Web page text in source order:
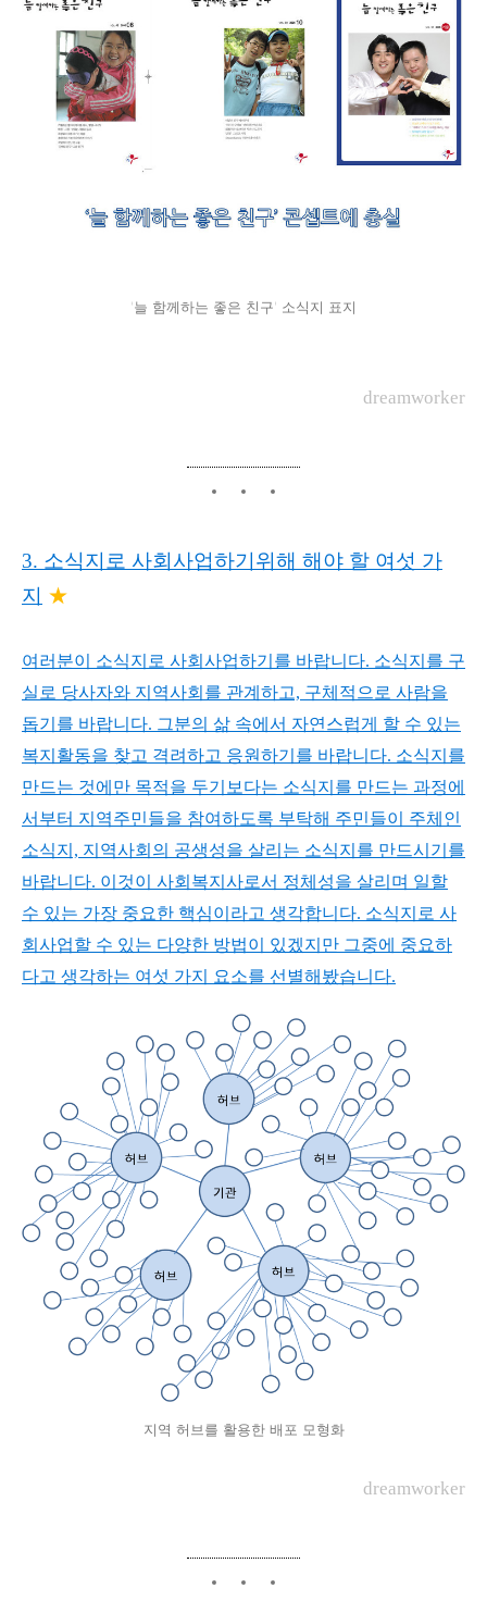
'늘 함께하는 좋은 친구' 소식지 표지
dreamworker
3. 소식지로 사회사업하기위해 해야 할 여섯 가
지
★
여러분이 소식지로 사회사업하기를 바랍니다. 소식지를 구
실로 당사자와 지역사회를 관계하고, 구체적으로 사람을
돕기를 바랍니다. 그분의 삶 속에서 자연스럽게 할 수 있는
복지활동을 찾고 격려하고 응원하기를 바랍니다. 소식지를
만드는 것에만 목적을 두기보다는 소식지를 만드는 과정에
서부터 지역주민들을 참여하도록 부탁해 주민들이 주체인
소식지, 지역사회의 공생성을 살리는 소식지를 만드시기를
바랍니다. 이것이 사회복지사로서 정체성을 살리며 일할
수 있는 가장 중요한 핵심이라고 생각합니다. 소식지로 사
회사업할 수 있는 다양한 방법이 있겠지만 그중에 중요하
다고 생각하는 여섯 가지 요소를 선별해봤습니다.
지역 허브를 활용한 배포 모형화
dreamworker